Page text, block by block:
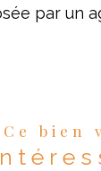
par un
Ce bien